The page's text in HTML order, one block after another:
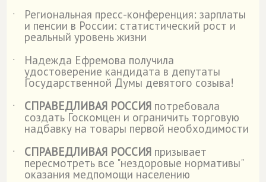
˙ Региональная пресс-конференция: зарплаты
и пенсии в России: статистический рост и
реальный уровень жизни
˙
Надежда Ефремова получила
удостоверение кандидата в депутаты
Государственной Думы девятого созыва!
˙
СПРАВЕДЛИВАЯ РОССИЯ потребовала
создать Госкомцен и ограничить торговую
надбавку на товары первой необходимости
˙
СПРАВЕДЛИВАЯ РОССИЯ призывает
пересмотреть все "нездоровые нормативы"
оказания медпомощи населению